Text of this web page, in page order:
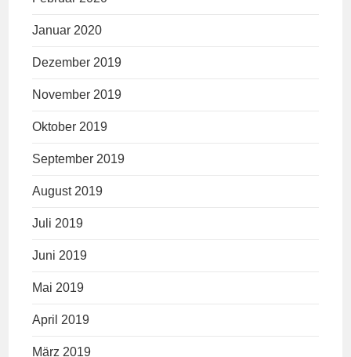
Januar 2020
Dezember 2019
November 2019
Oktober 2019
September 2019
August 2019
Juli 2019
Juni 2019
Mai 2019
April 2019
März 2019